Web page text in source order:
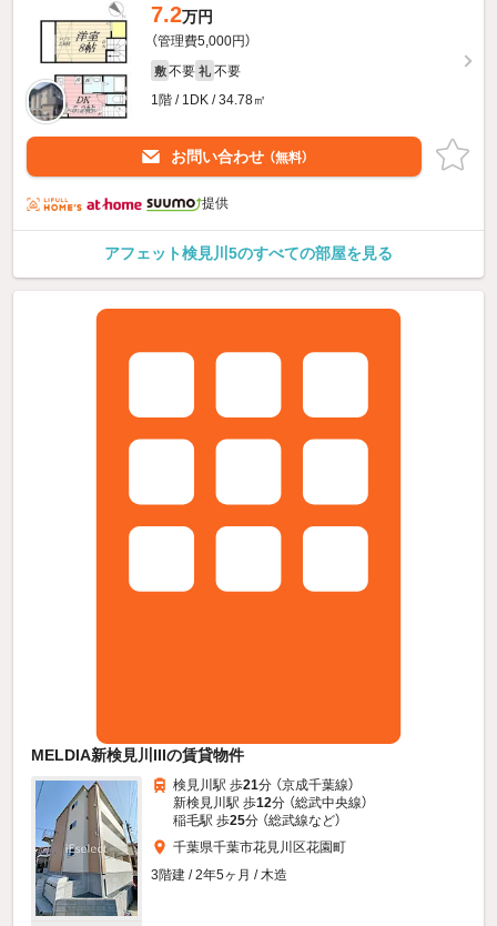
7.2万円
（管理費5,000円）
敷 不要 礼 不要
1階 / 1DK / 34.78㎡
お問い合わせ （無料）
提供
アフェット検見川5のすべての部屋を見る
MELDIA新検見川IIIの賃貸物件
検見川駅 歩21分 （京成千葉線）
新検見川駅 歩12分 （総武中央線）
稲毛駅 歩25分 （総武線など）
千葉県千葉市花見川区花園町
3階建 / 2年5ヶ月 / 木造